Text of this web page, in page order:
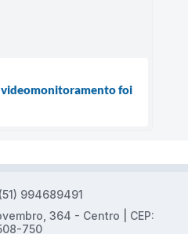
videomonitoramento foi
994689491
364 - Centro | CEP:
750